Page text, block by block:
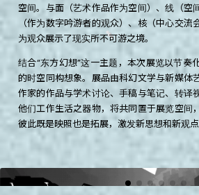
空间。与面（艺术作品作为空间）、线（空
（作为数字吟游者的观众）、核（中心交流
为观众展示了现实所不可游之境。
结合“东方幻想”这一主题，本次展览以节奏
的时空同构想象。展品由科幻文学与新媒体
作家的作品与学术讨论、手稿与笔记、转译
他们工作生活之器物，将共同置于展览空间
彼此既是映照也是拓展，激发新思想和新观点